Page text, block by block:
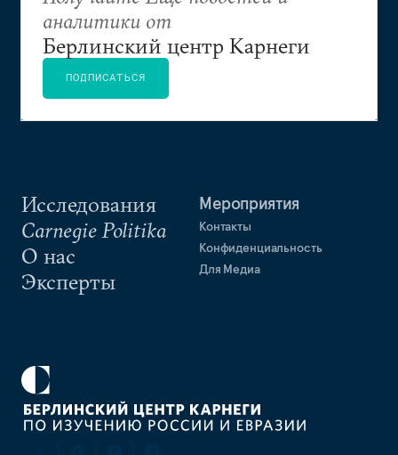
Исследования
Carnegie Politika
О нас
Эксперты
Мероприятия
Контакты
Конфиденциальность
Для Медиа
аналитики от
Берлинский центр Карнеги
ПОДПИСАТЬСЯ